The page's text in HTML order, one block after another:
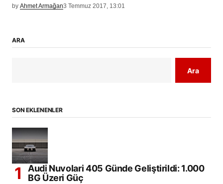
by Ahmet Armağan3 Temmuz 2017, 13:01
ARA
Ara
SON EKLENENLER
Audi Nuvolari 405 Günde Geliştirildi: 1.000
BG Üzeri Güç